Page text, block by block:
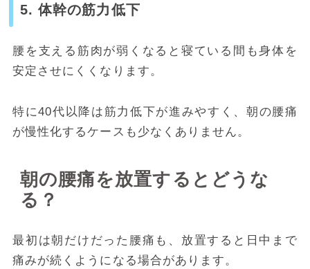
5. 体幹の筋力低下
腰を支える筋肉が弱くなると寝ている間も身体を
安定させにくくなります。
特に40代以降は筋力低下が進みやすく、朝の腰痛
が慢性化するケースも少なくありません。
朝の腰痛を放置するとどうな
る？
最初は朝だけだった腰痛も、放置すると日中まで
痛みが続くようになる場合があります。